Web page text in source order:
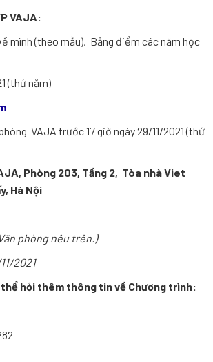
VAJA:
mình (theo mẫu), Bảng điểm các năm học
(thứ năm)
VAJA trước 17 giờ ngày 29/11/2021 (thứ
Phòng 203, Tầng 2, Tòa nhà Viet
Hà Nội
phòng nêu trên.)
2021
hỏi thêm thông tin về Chương trình: